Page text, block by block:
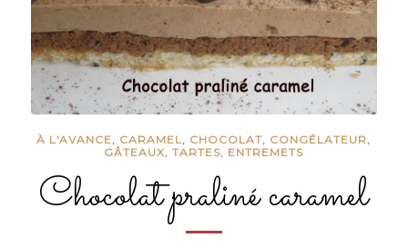
À L'AVANCE, CARAMEL, CHOCOLAT, CONGÉLATEUR,
GÂTEAUX, TARTES, ENTREMETS
Chocolat praliné caramel